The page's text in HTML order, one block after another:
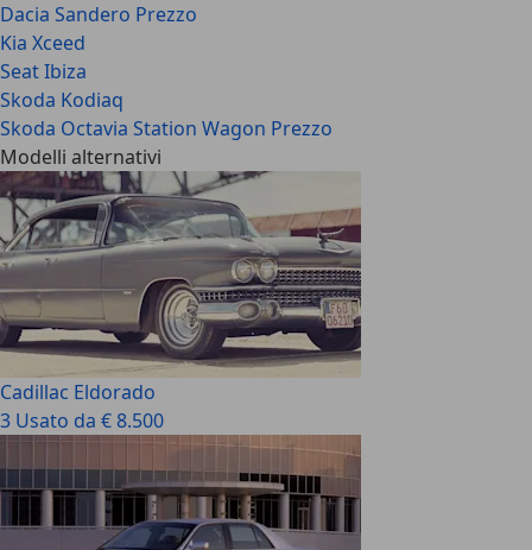
Dacia Sandero Prezzo
Kia Xceed
Seat Ibiza
Skoda Kodiaq
Skoda Octavia Station Wagon Prezzo
Modelli alternativi
Cadillac Eldorado
3 Usato da € 8.500